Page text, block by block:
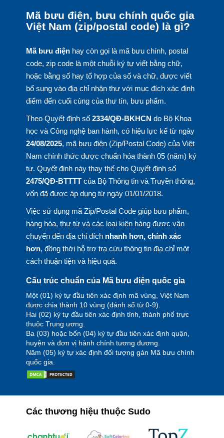
Mã bưu điện, bưu chính quốc gia
Việt Nam (zip/postal code) là gì?
Mã bưu điệnhay còn gọi là mã bưu chính, postal
code, zip code là một chuỗi ký tự viết bằng chữ,
hoặc bằng số hay tổ hợp của số và chữ, được viết
bổ sung vào địa chỉ nhận thư với mục đích xác định
điểm đến cuối cùng của thư tín, bưu phẩm.
Theo Quyết định số 2334/QĐ-BKHCN do Bộ Khoa
học và Công nghệ ban hành, có hiệu lực kể từ ngày
24/08/2025, mã bưu điện (Zip/Postal Code) của Việt
Nam chính thức được chuẩn hóa thành 05 (năm) ký
tự. Quyết định này thay thế cho Quyết định số
2475/QĐ-BTTTTcủa Bộ Thông tin và Truyền thông,
vốn đã được áp dụng từ ngày 01/01/2018.
Việc sử dụng mã Zip/Postal Code giúp bưu phẩm,
hàng hóa, thư từ và các loại kiện hàng được vận
chuyển đến địa chỉ đích nhanh hơn, chính xác
hơn, đồng thời hỗ trợ tra cứu thông tin địa chỉ một
cách thuận tiện và hiệu quả.
Cấu trúc chuẩn của Mã bưu điện quốc gia
Một (01) ký tự đầu tiên xác định mã vùng, Việt Nam
được chia thành 10 vùng (đánh số từ 0-9).
Hai (02) ký tự đầu tiên xác định tỉnh, thành phố trực
thuộc Trung ương.
Ba (03) hoặc bốn (04) ký tự đầu tiên xác định quận,
huyện và đơn vị hành chính tương đương.
Năm (05) ký tự xác định đối tượng gán Mã bưu chính
quốc gia.
Các thương hiệu thuộc Sudo